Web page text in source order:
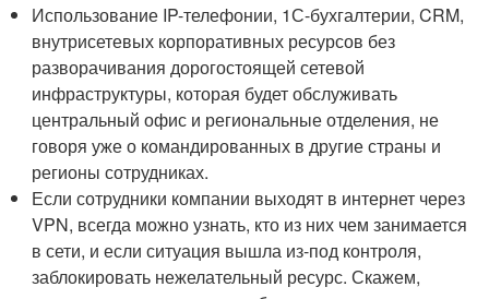
Использование IP-телефонии, 1С-бухгалтерии, CRM,
внутрисетевых корпоративных ресурсов без
разворачивания дорогостоящей сетевой
инфраструктуры, которая будет обслуживать
центральный офис и региональные отделения, не
говоря уже о командированных в другие страны и
регионы сотрудниках.
Если сотрудники компании выходят в интернет через
VPN, всегда можно узнать, кто из них чем занимается
в сети, и если ситуация вышла из-под контроля,
заблокировать нежелательный ресурс. Скажем,